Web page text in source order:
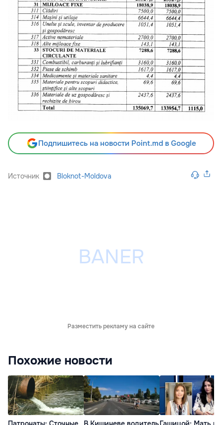
Подпишитесь на новости Point.md в Google
Источник Bloknot-Moldova
Разместить рекламу на сайте
Похожие новости